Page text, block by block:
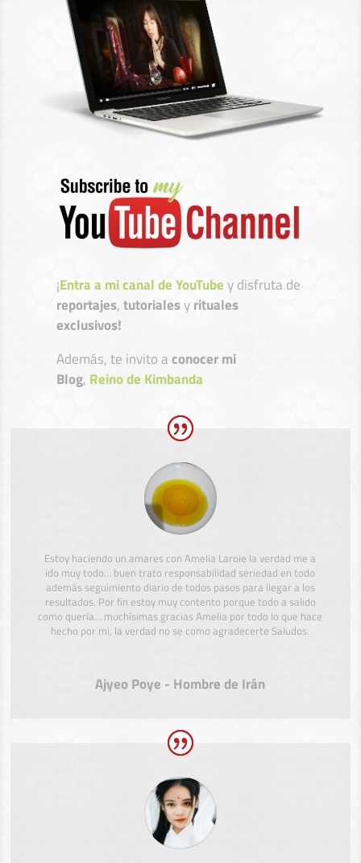
¡Entra a mi canal de YouTubey disfruta de
reportajes,tutorialesyrituales
exclusivos!
Además, te invito aconocer mi
Blog, Reino de Kimbanda
Estoy haciendo un amares con Amelia Laroie la verdad me a
ido muy todo… buen trato responsabilidad seriedad en todo
además seguimiento diario de todos pasos para llegar a los
resultados. Por fin estoy muy contento porque todo a salido
como quería… muchísimas gracias Amelia por todo lo que hace
hecho por mi, la verdad no se como agradecerte Saludos.
Ajyeo Poye - Hombre de Irán